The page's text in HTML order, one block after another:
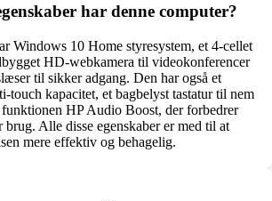
har denne computer?
Windows 10 Home styresystem, et 4-cellet
HD-webkamera til videokonferencer
til sikker adgang. Den har også et
touch kapacitet, et bagbelyst tastatur til nem
HP Audio Boost, der forbedrer
Alle disse egenskaber er med til at
mere effektiv og behagelig.